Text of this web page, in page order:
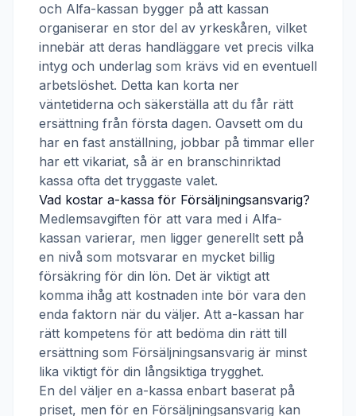
och Alfa-kassan bygger på att kassan
organiserar en stor del av yrkeskåren, vilket
innebär att deras handläggare vet precis vilka
intyg och underlag som krävs vid en eventuell
arbetslöshet. Detta kan korta ner
väntetiderna och säkerställa att du får rätt
ersättning från första dagen. Oavsett om du
har en fast anställning, jobbar på timmar eller
har ett vikariat, så är en branschinriktad
kassa ofta det tryggaste valet.
Vad kostar a-kassa för Försäljningsansvarig?
Medlemsavgiften för att vara med i Alfa-
kassan varierar, men ligger generellt sett på
en nivå som motsvarar en mycket billig
försäkring för din lön. Det är viktigt att
komma ihåg att kostnaden inte bör vara den
enda faktorn när du väljer. Att a-kassan har
rätt kompetens för att bedöma din rätt till
ersättning som Försäljningsansvarig är minst
lika viktigt för din långsiktiga trygghet.
En del väljer en a-kassa enbart baserat på
priset, men för en Försäljningsansvarig kan